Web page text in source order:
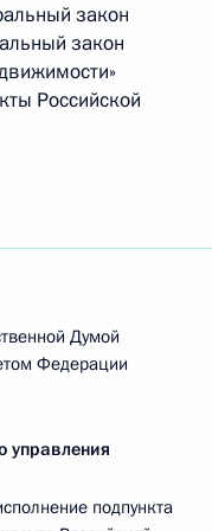
закон
закон
Российской
Думой
Федерации
управления
подпункта